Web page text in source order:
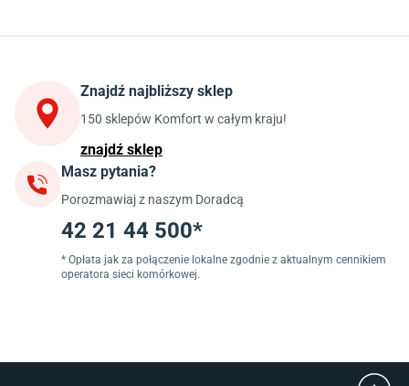
Stoły do kuchni
Szafki kuchenne wiszące (górne)
Szafki pod zlewozmywak
Blaty kuchenne laminowane
Jadalnia
Stoły do jadalni
Krzesła do jadalni
Dywany szare
Lampy w stylu loftowym
Lampy wiszące do jadalni
Znajdź najbliższy sklep
150 sklepów Komfort w całym kraju!
znajdź sklep
Masz pytania?
Porozmawiaj z naszym Doradcą
42 21 44 500*
* Opłata jak za połączenie lokalne zgodnie z aktualnym cennikiem
operatora sieci komórkowej.